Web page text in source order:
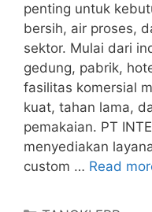
penting untuk
bersih, air proses,
sektor. Mulai dari
gedung, pabrik,
fasilitas komersial
kuat, tahan lama,
pemakaian. PT
menyediakan
custom … Read